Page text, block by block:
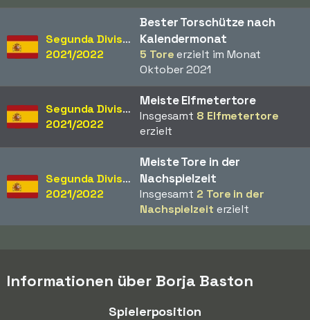
Segunda División
2021/2022
Bester Torschütze nach
Kalendermonat
5 Toreerzielt im Monat
Oktober 2021
Segunda División
2021/2022
Meiste Elfmetertore
Insgesamt 8 Elfmetertore
erzielt
Segunda División
2021/2022
Meiste Tore in der
Nachspielzeit
Insgesamt 2 Tore in der
Nachspielzeit erzielt
Informationen über Borja Baston
Spielerposition